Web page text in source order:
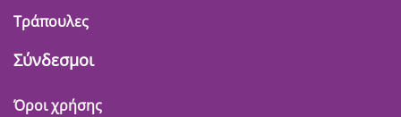
Τράπουλες
Σύνδεσμοι
Όροι χρήσης